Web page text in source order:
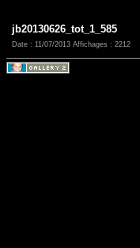
jb20130626_tot_1_585
Date : 11/07/2013 Affichages : 2212